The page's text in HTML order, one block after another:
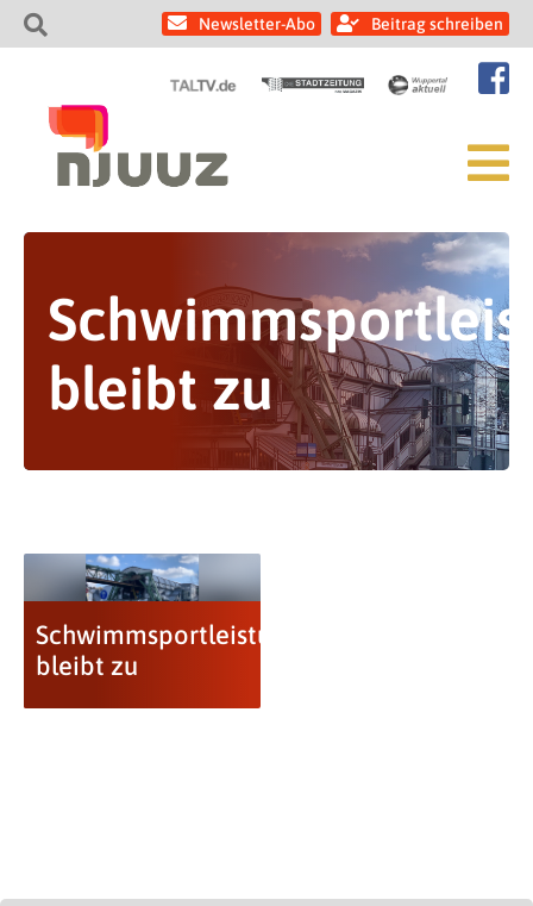
Newsletter-Abo Beitrag schreiben
bleibt zu
Schwimmsportleistungszentrum
bleibt zu